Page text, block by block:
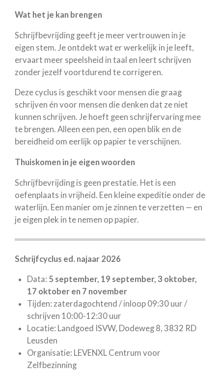
Wat het je kan brengen
Schrijfbevrijding geeft je meer vertrouwen in je
eigen stem. Je ontdekt wat er werkelijk in je leeft,
ervaart meer speelsheid in taal en leert schrijven
zonder jezelf voortdurend te corrigeren.
Deze cyclus is geschikt voor mensen die graag
schrijven én voor mensen die denken dat ze niet
kunnen schrijven. Je hoeft geen schrijfervaring mee
te brengen. Alleen een pen, een open blik en de
bereidheid om eerlijk op papier te verschijnen.
Thuiskomen in je eigen woorden
Schrijfbevrijding is geen prestatie. Het is een
oefenplaats in vrijheid. Een kleine expeditie onder de
waterlijn. Een manier om je zinnen te verzetten — en
je eigen plek in te nemen op papier.
Schrijfcyclus ed. najaar 2026
Data: 5 september, 19 september, 3 oktober,
17 oktober en 7 november
Tijden: zaterdagochtend / inloop 09:30 uur /
schrijven 10:00-12:30 uur
Locatie: Landgoed ISVW, Dodeweg 8, 3832 RD
Leusden
Organisatie: LEVENXL Centrum voor
Zelfbezinning